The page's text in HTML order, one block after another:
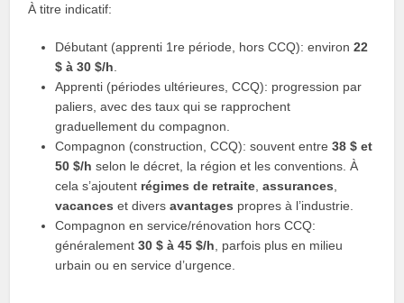
À titre indicatif:
Débutant (apprenti 1re période, hors CCQ): environ22
$ à 30 $/h
Apprenti (périodes ultérieures, CCQ): progression par
paliers, avec des taux qui se rapprochent
graduellement du compagnon.
Compagnon (construction, CCQ): souvent entre38 $ et
50 $/h selon le décret, la région et les conventions. À
cela s’ajoutent régimes de retraite ,assurances
vacances et diversavantages propres à l’industrie.
Compagnon en service/rénovation hors CCQ:
généralement30 $ à 45 $/h , parfois plus en milieu
urbain ou en service d’urgence.